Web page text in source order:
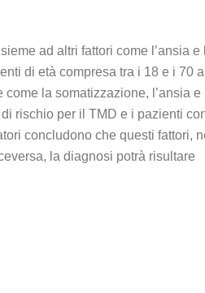
ad altri fattori come l’ansia e
di età compresa tra i 18 e i 70
la somatizzazione, l’ansia e
rischio per il TMD e i pazienti
concludono che questi fattori,
la diagnosi potrà risultare